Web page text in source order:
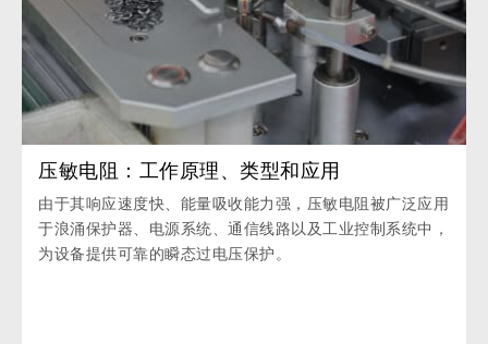
压敏电阻：工作原理、类型和应用
由于其响应速度快、能量吸收能力强，压敏电阻被广泛应用
于浪涌保护器、电源系统、通信线路以及工业控制系统中，
为设备提供可靠的瞬态过电压保护。